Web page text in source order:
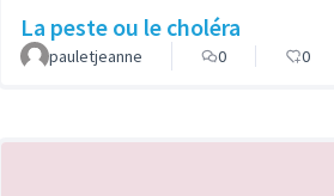
La peste ou le choléra
pauletjeanne 0 0